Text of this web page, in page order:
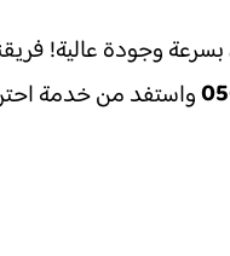
بسرعة وجودة عالية!
واستفد من خدمة